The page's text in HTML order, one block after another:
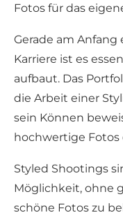
Fotos für das
Gerade am Anfang
Karriere ist es
aufbaut. Das
die Arbeit einer
sein Können
hochwertige Fotos
Styled Shootings
Möglichkeit, ohne
schöne Fotos zu